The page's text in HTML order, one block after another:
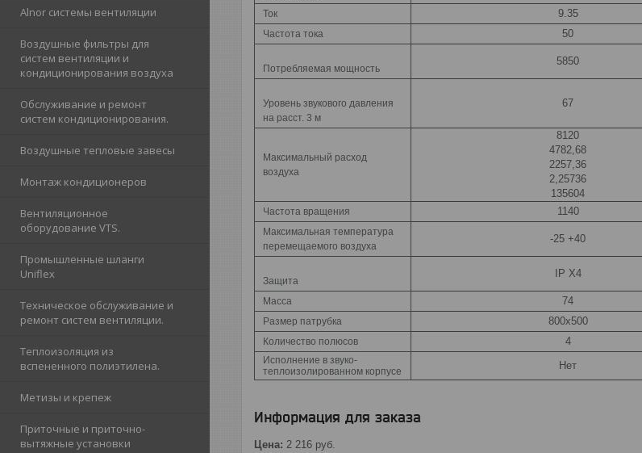
Alnor cистемы вентиляции
Воздушные фильтры для
систем вентиляции и
кондиционирования воздуха
Обслуживание и ремонт
систем кондиционирования.
Воздушные тепловые завесы
Монтаж кондиционеров
Вентиляционное
оборудование VTS.
Промышленные шланги
Uniflex
Техническое обслуживание и
ремонт систем вентиляции.
Теплоизоляция из
вспененного полиэтилена.
Метизы и крепеж
Приточные и приточно-
вытяжные установки
Ток 9.35
Частота тока 50
Потребляемая мощность
5850
Уровень звукового давления
на расст. 3 м
67
Максимальный расход
воздуха
8120
4782,68
2257,36
2,25736
135604
Частота вращения 1140
Максимальная температура
перемещаемого воздуха
-25 +40
Защита
IP X4
Масса 74
Размер патрубка 800х500
Количество полюсов 4
Исполнение в звуко-
теплоизолированном корпусе
Нет
Информация для заказа
Цена: 2 216 руб.